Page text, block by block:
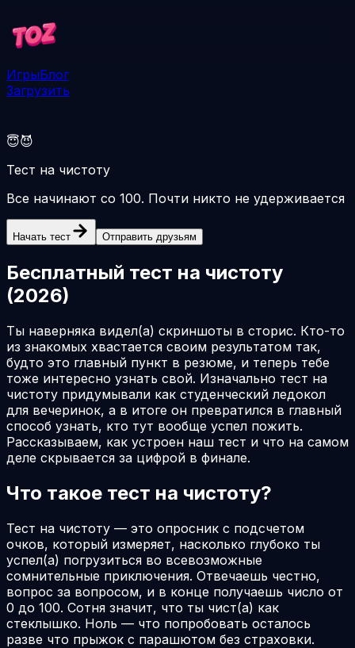
ИгрыБлог
Загрузить
😇😈
Тест на чистоту
Все начинают со 100. Почти никто не удерживается
Начать тест Отправить друзьям
Бесплатный тест на чистоту
(2026)
Ты наверняка видел(а) скриншоты в сторис. Кто-то
из знакомых хвастается своим результатом так,
будто это главный пункт в резюме, и теперь тебе
тоже интересно узнать свой. Изначально тест на
чистоту придумывали как студенческий ледокол
для вечеринок, а в итоге он превратился в главный
способ узнать, кто тут вообще успел пожить.
Рассказываем, как устроен наш тест и что на самом
деле скрывается за цифрой в финале.
Что такое тест на чистоту?
Тест на чистоту — это опросник с подсчетом
очков, который измеряет, насколько глубоко ты
успел(а) погрузиться во всевозможные
сомнительные приключения. Отвечаешь честно,
вопрос за вопросом, и в конце получаешь число от
0 до 100. Сотня значит, что ты чист(а) как
стеклышко. Ноль — что попробовать осталось
разве что прыжок с парашютом без страховки.